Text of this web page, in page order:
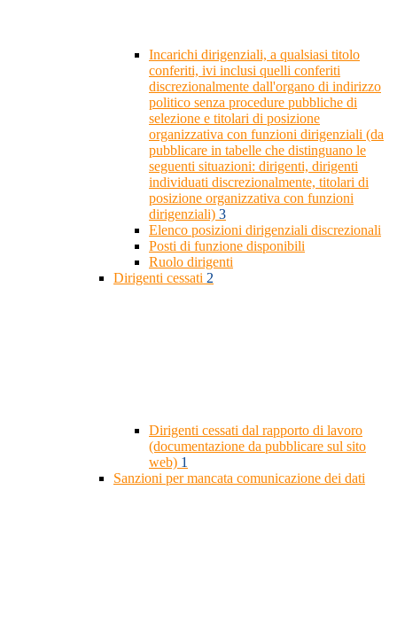
Incarichi dirigenziali, a qualsiasi titolo
conferiti, ivi inclusi quelli conferiti
discrezionalmente dall'organo di indirizzo
politico senza procedure pubbliche di
selezione e titolari di posizione
organizzativa con funzioni dirigenziali (da
pubblicare in tabelle che distinguano le
seguenti situazioni: dirigenti, dirigenti
individuati discrezionalmente, titolari di
posizione organizzativa con funzioni
dirigenziali) 3
Elenco posizioni dirigenziali discrezionali
Posti di funzione disponibili
Ruolo dirigenti
Dirigenti cessati 2
Dirigenti cessati dal rapporto di lavoro
(documentazione da pubblicare sul sito
web) 1
Sanzioni per mancata comunicazione dei dati